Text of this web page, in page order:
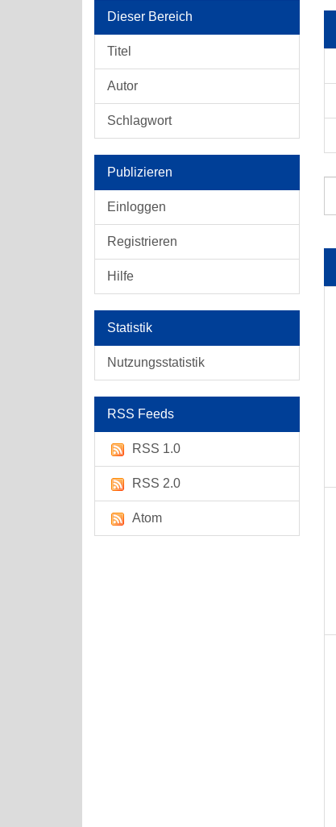
Dieser Bereich
Titel
Autor
Schlagwort
Publizieren
Einloggen
Registrieren
Hilfe
Statistik
Nutzungsstatistik
RSS Feeds
RSS 1.0
RSS 2.0
Atom